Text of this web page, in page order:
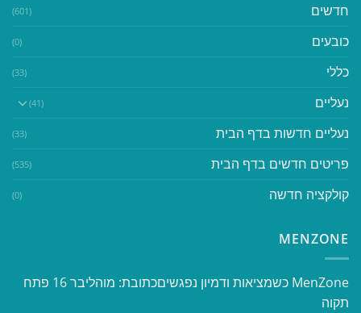
חדשים (601)
כובעים (0)
כללי (33)
נעליים (41)
נעליים חדשות בדף הבית (33)
פריטים חדשים בדף הבית (535)
קולקציה חדשה (0)
MENZONE
​​MenZone כשמציאות ודמיון נפגשים​ כתובת: מוהליבר 16 פתח
תקוה